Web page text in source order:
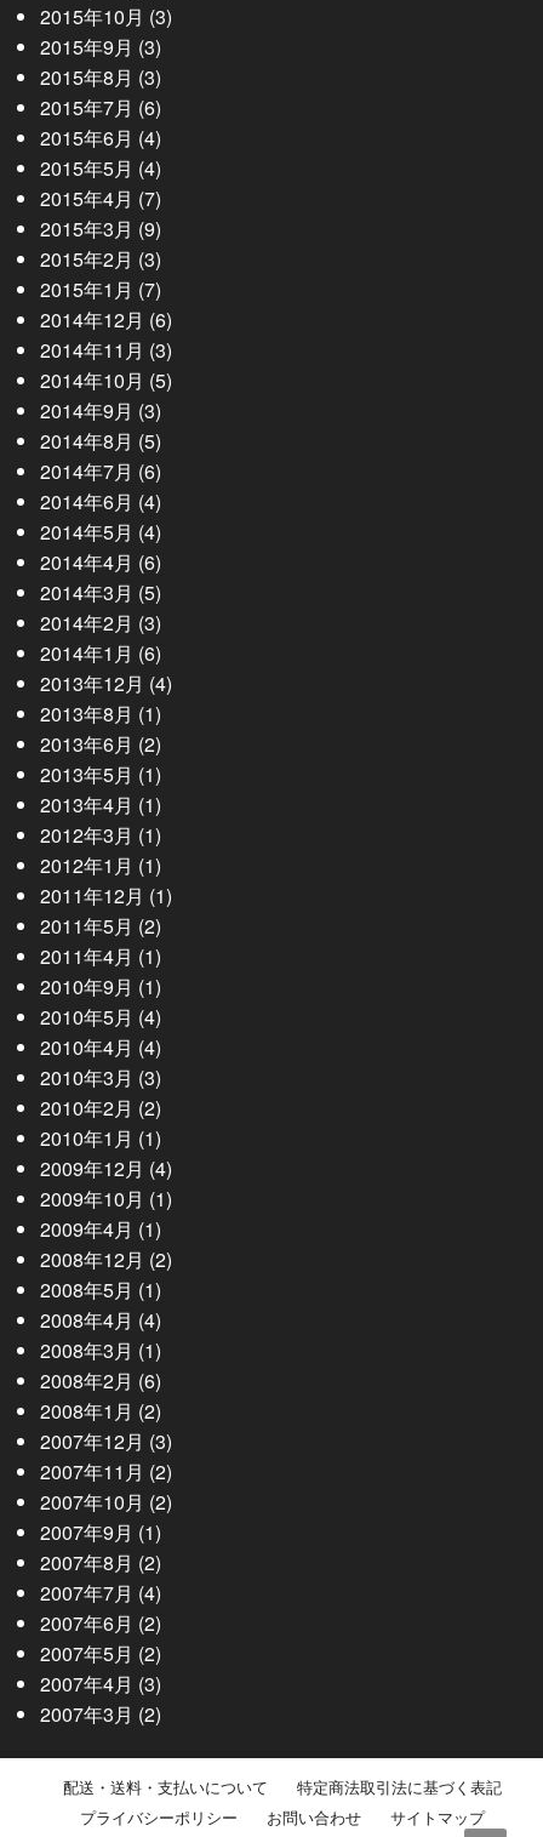
2015年10月 (3)
2015年9月 (3)
2015年8月 (3)
2015年7月 (6)
2015年6月 (4)
2015年5月 (4)
2015年4月 (7)
2015年3月 (9)
2015年2月 (3)
2015年1月 (7)
2014年12月 (6)
2014年11月 (3)
2014年10月 (5)
2014年9月 (3)
2014年8月 (5)
2014年7月 (6)
2014年6月 (4)
2014年5月 (4)
2014年4月 (6)
2014年3月 (5)
2014年2月 (3)
2014年1月 (6)
2013年12月 (4)
2013年8月 (1)
2013年6月 (2)
2013年5月 (1)
2013年4月 (1)
2012年3月 (1)
2012年1月 (1)
2011年12月 (1)
2011年5月 (2)
2011年4月 (1)
2010年9月 (1)
2010年5月 (4)
2010年4月 (4)
2010年3月 (3)
2010年2月 (2)
2010年1月 (1)
2009年12月 (4)
2009年10月 (1)
2009年4月 (1)
2008年12月 (2)
2008年5月 (1)
2008年4月 (4)
2008年3月 (1)
2008年2月 (6)
2008年1月 (2)
2007年12月 (3)
2007年11月 (2)
2007年10月 (2)
2007年9月 (1)
2007年8月 (2)
2007年7月 (4)
2007年6月 (2)
2007年5月 (2)
2007年4月 (3)
2007年3月 (2)
配送・送料・支払いについて
特定商法取引法に基づく表記
プライバシーポリシー
お問い合わせ サイトマップ